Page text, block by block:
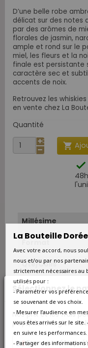
Sélectionnez le
Nos prix et les frais
pays/de la région de
France
D’une belle robe
délicat sur des notes
par des arômes de
florales de jasmin,
ample et rond sur le
miel, les fleurs et la
finale est persistante
caractère sec et
accents de noix.
Retrouvez les
en vente chez La
Quantité


Millésime
Qté/Colis
Pays
Appellation
La Bouteille
Avec votre accord, nous
nous et/ou par nos
strictement nécessaires au
utilisés pour :
- Paramétrer vos
se souvenant de vos choix.
- Mesurer l’audience en
vous êtes arrivés sur le
en suivre les performances.
- Partager des informations